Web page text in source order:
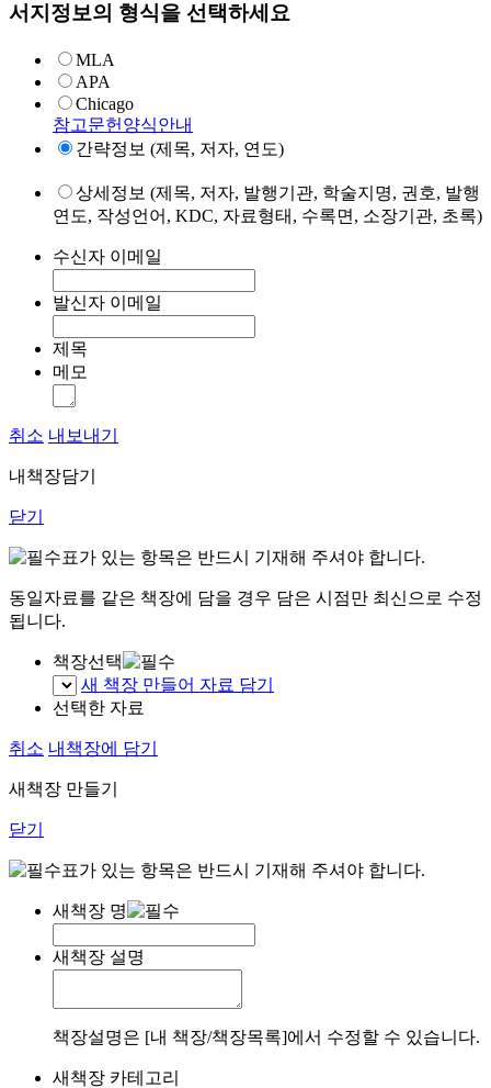
서지정보의 형식을 선택하세요
MLA
APA
Chicago
참고문헌양식안내
간략정보 (제목, 저자, 연도)
상세정보 (제목, 저자, 발행기관, 학술지명, 권호, 발행
연도, 작성언어, KDC, 자료형태, 수록면, 소장기관, 초록)
수신자 이메일
발신자 이메일
제목
메모
취소 내보내기
내책장담기
닫기
표가 있는 항목은 반드시 기재해 주셔야 합니다.
동일자료를 같은 책장에 담을 경우 담은 시점만 최신으로 수정
됩니다.
책장선택
새 책장 만들어 자료 담기
선택한 자료
취소 내책장에 담기
새책장 만들기
닫기
표가 있는 항목은 반드시 기재해 주셔야 합니다.
새책장 명
새책장 설명
책장설명은 [내 책장/책장목록]에서 수정할 수 있습니다.
새책장 카테고리